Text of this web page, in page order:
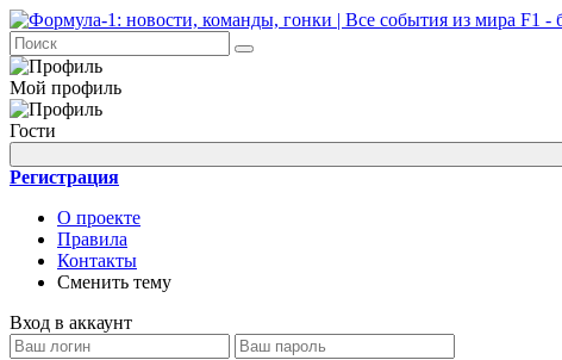
Мой профиль
Гости
Регистрация
О проекте
Правила
Контакты
Сменить тему
Вход в аккаунт